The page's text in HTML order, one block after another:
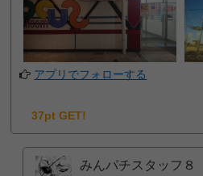
アプリでフォローする
37pt GET!
みんパチスタッフ８